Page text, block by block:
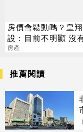
房價會鬆動嗎？皇
設：目前不明顯 沒
對
房產
推薦閱讀